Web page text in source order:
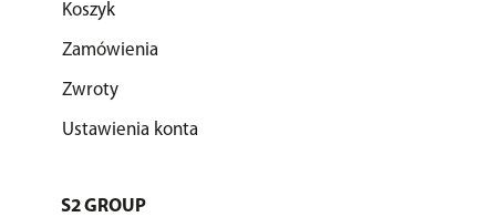
Koszyk
Zamówienia
Zwroty
Ustawienia konta
S2 GROUP